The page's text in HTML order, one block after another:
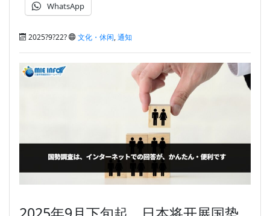
WhatsApp
2025?9?22? 文化・休闲,通知